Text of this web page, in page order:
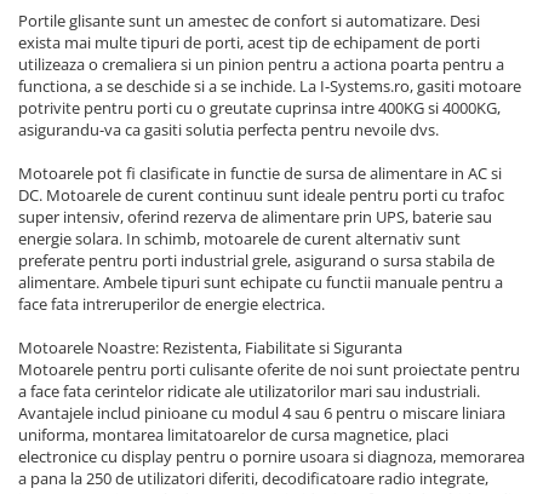
Camere IP
Camere IP 5MP
Camere IP 6MP (2K)
Camere IP 8MP (4K)
Camere IP PTZ
Camere LPR/ANPR
Camere IP Industriale & Speciale
Accesorii CCTV
Doze / Suporti Camere
Monitoare Supraveghere
Surse Alimentare Si UPS
Testere CCTV
Stocare CCTV
Hard Disk-uri
NVR - Network Video Recorder
Portile glisante sunt un amestec de confort si automatizare. Desi
exista mai multe tipuri de porti, acest tip de echipament de porti
utilizeaza o cremaliera si un pinion pentru a actiona poarta pentru a
functiona, a se deschide si a se inchide. La I-Systems.ro, gasiti motoare
potrivite pentru porti cu o greutate cuprinsa intre 400KG si 4000KG,
asigurandu-va ca gasiti solutia perfecta pentru nevoile dvs.
Motoarele pot fi clasificate in functie de sursa de alimentare in AC si
DC. Motoarele de curent continuu sunt ideale pentru porti cu trafoc
super intensiv, oferind rezerva de alimentare prin UPS, baterie sau
energie solara. In schimb, motoarele de curent alternativ sunt
preferate pentru porti industrial grele, asigurand o sursa stabila de
alimentare. Ambele tipuri sunt echipate cu functii manuale pentru a
face fata intreruperilor de energie electrica.
Motoarele Noastre: Rezistenta, Fiabilitate si Siguranta
Motoarele pentru porti culisante oferite de noi sunt proiectate pentru
a face fata cerintelor ridicate ale utilizatorilor mari sau industriali.
Avantajele includ pinioane cu modul 4 sau 6 pentru o miscare liniara
uniforma, montarea limitatoarelor de cursa magnetice, placi
electronice cu display pentru o pornire usoara si diagnoza, memorarea
a pana la 250 de utilizatori diferiti, decodificatoare radio integrate,